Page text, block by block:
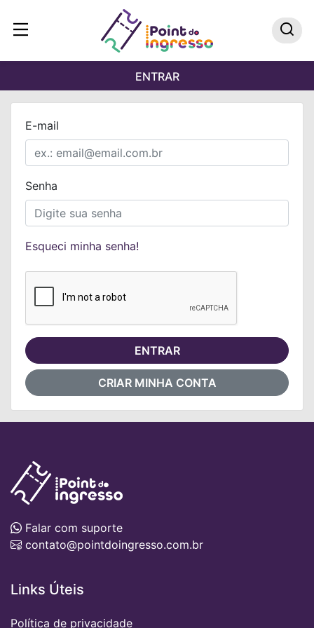
ENTRAR
E-mail
Senha
Esqueci minha senha!
ENTRAR
CRIAR MINHA CONTA
Falar com suporte
contato@pointdoingresso.com.br
Links Úteis
Política de privacidade